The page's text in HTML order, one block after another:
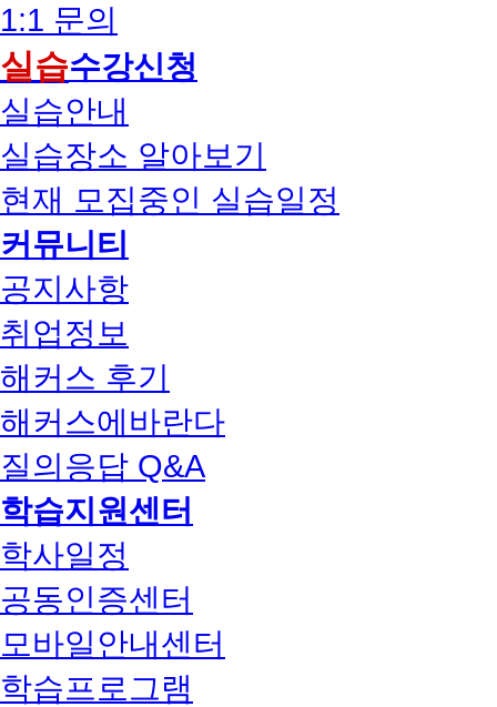
1:1 문의
실습수강신청
실습안내
실습장소 알아보기
현재 모집중인 실습일정
커뮤니티
공지사항
취업정보
해커스 후기
해커스에바란다
질의응답 Q&A
학습지원센터
학사일정
공동인증센터
모바일안내센터
학습프로그램